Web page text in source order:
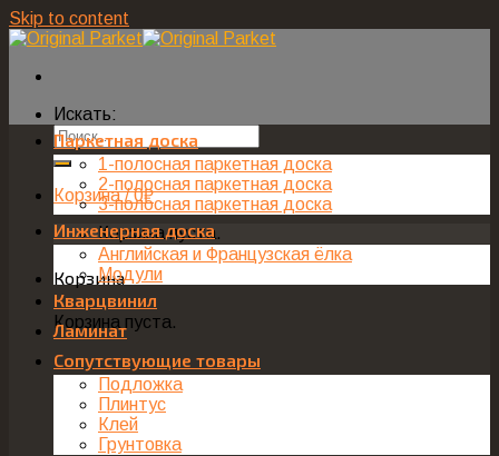
Skip to content
Искать:
Корзина /0₽
Корзина пуста.
Корзина
Корзина пуста.
Паркетная доска
1-полосная паркетная доска
2-полосная паркетная доска
3-полосная паркетная доска
Инженерная доска
Английская и Французская ёлка
Модули
Кварцвинил
Ламинат
Сопутствующие товары
Подложка
Плинтус
Клей
Грунтовка